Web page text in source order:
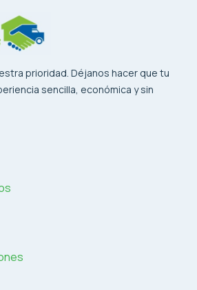
prioridad. Déjanos hacer que tu
sencilla, económica y sin